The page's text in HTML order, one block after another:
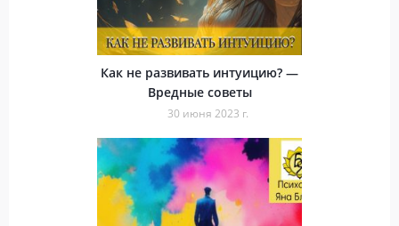
Как не развивать интуицию? —
Вредные советы
30 июня 2023 г.